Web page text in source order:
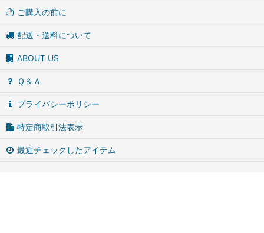
ご購入の前に
配送・送料について
ABOUT US
Ｑ＆Ａ
プライバシーポリシー
特定商取引法表示
最近チェックしたアイテム